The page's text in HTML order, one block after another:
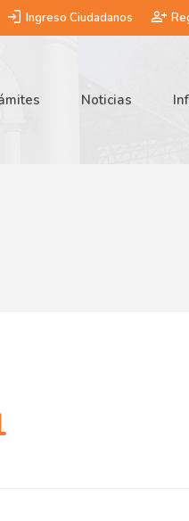
login Ingreso Ciudadanos person_add
Noticias